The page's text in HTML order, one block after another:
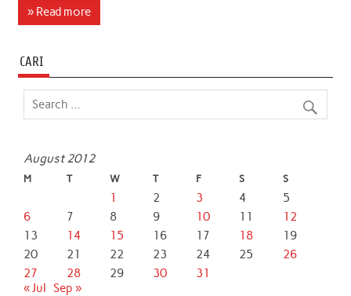
c
o
o
i
e
r
A
d
» Read more
CARI
August 2012
M T W T F S S
1 2 3 4
5
6
7 8 9 10 11
12
13
14 15 16 17 18
19
20
21 22 23 24 25
26
27
28 29 30
31
« Jul Sep »